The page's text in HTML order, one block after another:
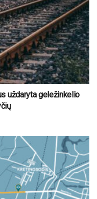
uždaryta geležinkelio